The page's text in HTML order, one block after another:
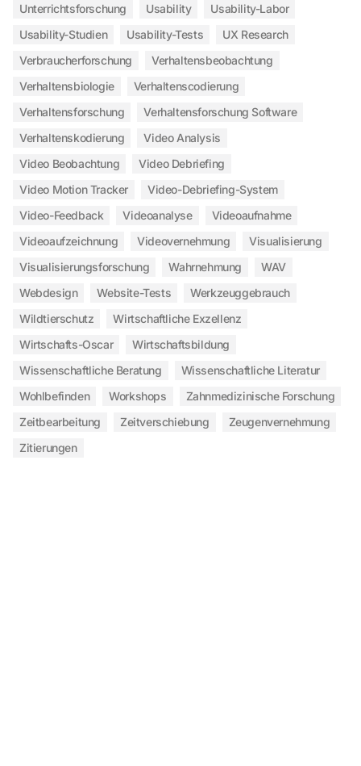
Unterrichtsforschung
Usability
Usability-Labor
Usability-Studien
Usability-Tests
UX Research
Verbraucherforschung
Verhaltensbeobachtung
Verhaltensbiologie
Verhaltenscodierung
Verhaltensforschung
Verhaltensforschung Software
Verhaltenskodierung
Video Analysis
Video Beobachtung
Video Debriefing
Video Motion Tracker
Video-Debriefing-System
Video-Feedback
Videoanalyse
Videoaufnahme
Videoaufzeichnung
Videovernehmung
Visualisierung
Visualisierungsforschung
Wahrnehmung
WAV
Webdesign
Website-Tests
Werkzeuggebrauch
Wildtierschutz
Wirtschaftliche Exzellenz
Wirtschafts-Oscar
Wirtschaftsbildung
Wissenschaftliche Beratung
Wissenschaftliche Literatur
Wohlbefinden
Workshops
Zahnmedizinische Forschung
Zeitbearbeitung
Zeitverschiebung
Zeugenvernehmung
Zitierungen